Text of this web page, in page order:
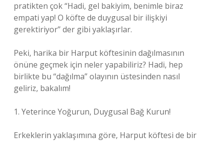
pratikten çok “Hadi, gel bakiyim, benimle biraz
empati yap! O köfte de duygusal bir ilişkiyi
gerektiriyor” der gibi yaklaşırlar.
Peki, harika bir Harput köftesinin dağılmasının
önüne geçmek için neler yapabiliriz? Hadi, hep
birlikte bu “dağılma” olayının üstesinden nasıl
geliriz, bakalım!
1. Yeterince Yoğurun, Duygusal Bağ Kurun!
Erkeklerin yaklaşımına göre, Harput köftesi de bir